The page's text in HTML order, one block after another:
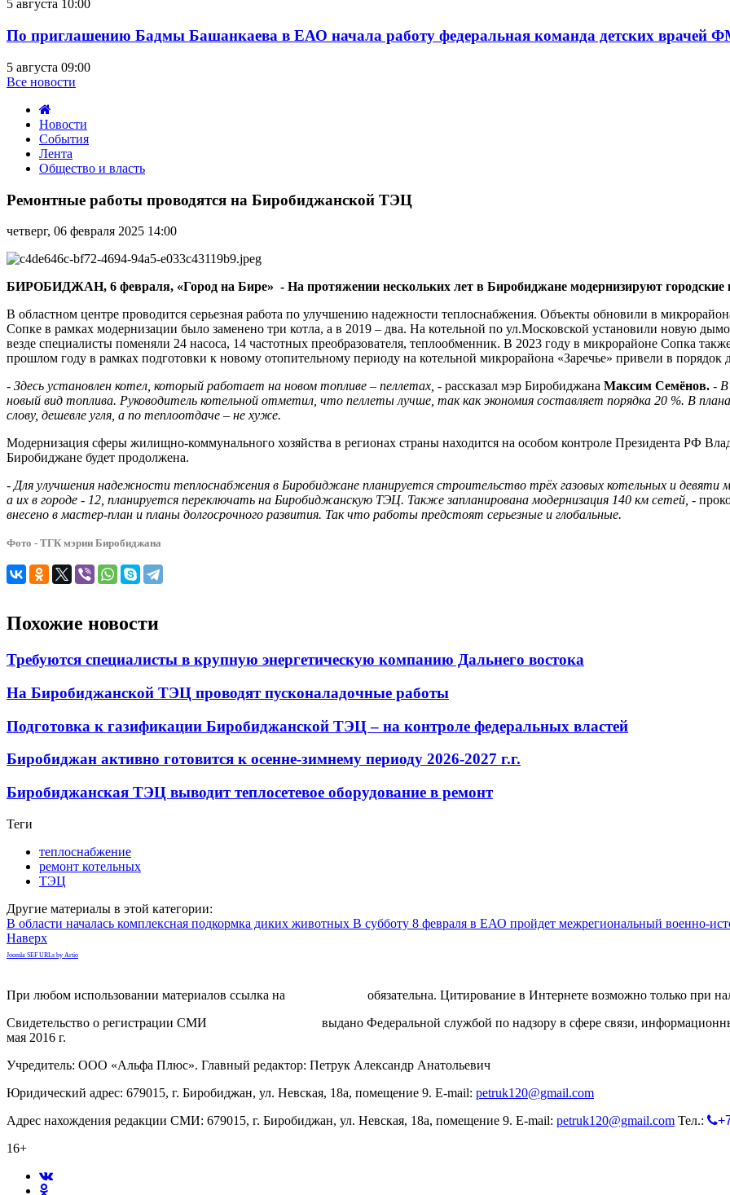
5 августа 10:00
По приглашению Бадмы Башанкаева в ЕАО начала работу федеральная команда детских врачей
5 августа 09:00
Все новости
Новости
События
Лента
Общество и власть
работы
проводятся
на
Биробиджанской
ТЭЦ
Ремонтные работы проводятся на Биробиджанской ТЭЦ
четверг, 06 февраля 2025 14:00
БИРОБИДЖАН, 6 февраля, «Город на Бире» - На протяжении нескольких лет в Биробиджане модернизируют городские
В областном центре проводится серьезная работа по улучшению надежности теплоснабжения. Объекты обновили в
Сопке в рамках модернизации было заменено три котла, а в 2019 – два. На котельной по ул.Московской установили новую
везде специалисты поменяли 24 насоса, 14 частотных преобразователя, теплообменник. В 2023 году в микрорайоне Сопка
прошлом году в рамках подготовки к новому отопительному периоду на котельной микрорайона «Заречье» привели в порядок
- Здесь установлен котел, который работает на новом топливе – пеллетах, - рассказал мэр Биробиджана Максим Семёнов. - В
новый вид топлива. Руководитель котельной отметил, что пеллеты лучше, так как экономия составляет порядка 20 %. В
слову, дешевле угля, а по теплоотдаче – не хуже.
Модернизация сферы жилищно-коммунального хозяйства в регионах страны находится на особом контроле Президента РФ
Биробиджане будет продолжена.
- Для улучшения надежности теплоснабжения в Биробиджане планируется строительство трёх газовых котельных и девяти
а их в городе - 12, планируется переключать на Биробиджанскую ТЭЦ. Также запланирована модернизация 140 км сетей, -
внесено в мастер-план и планы долгосрочного развития. Так что работы предстоят серьезные и глобальные.
Фото - ТГК мэрии Биробиджана
Похожие новости
Требуются специалисты в крупную энергетическую компанию Дальнего востока
На Биробиджанской ТЭЦ проводят пусконаладочные работы
Подготовка к газификации Биробиджанской ТЭЦ – на контроле федеральных властей
Биробиджан активно готовится к осенне-зимнему периоду 2026-2027 г.г.
Биробиджанская ТЭЦ выводит теплосетевое оборудование в ремонт
Теги
теплоснабжение
ремонт котельных
ТЭЦ
Другие материалы в этой категории:
В области началась комплексная подкормка диких животных В субботу 8 февраля в ЕАО пройдет межрегиональный военно-
Наверх
Joomla SEF URLs by Artio
При любом использовании материалов ссылка на
обязательна. Цитирование в Интернете возможно только при
Свидетельство о регистрации СМИ
выдано Федеральной службой по надзору в сфере связи,
мая 2016 г.
Учредитель: ООО «Альфа Плюс». Главный редактор: Петрук Александр Анатольевич
Юридический адрес: 679015, г. Биробиджан, ул. Невская, 18а, помещение 9. E-mail: petruk120@gmail.com
Адрес нахождения редакции СМИ: 679015, г. Биробиджан, ул. Невская, 18а, помещение 9. E-mail: petruk120@gmail.com Тел.:
16+